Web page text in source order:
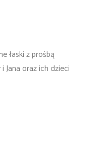
łaski z prośbą
Jana oraz ich dzieci